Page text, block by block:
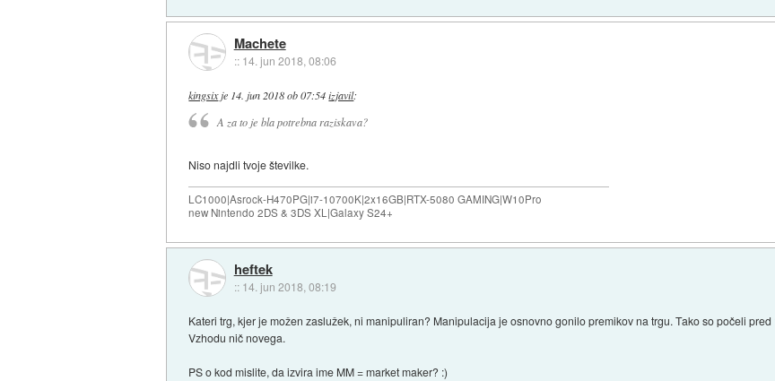
Machete
:: 14. jun 2018, 08:06
kingsixje 14. jun 2018 ob 07:54 izjavil:
A za to je bla potrebna raziskava?
Niso najdli tvoje številke.
LC1000|Asrock-H470PG|i7-10700K|2x16GB|RTX-5080 GAMING|W10Pro
new Nintendo 2DS & 3DS XL|Galaxy S24+
heftek
:: 14. jun 2018, 08:19
Kateri trg, kjer je možen zaslužek, ni manipuliran? Manipulacija je osnovno gonilo premikov na trgu. Tako so počeli
Vzhodu nič novega.
PS o kod mislite, da izvira ime MM = market maker? :)